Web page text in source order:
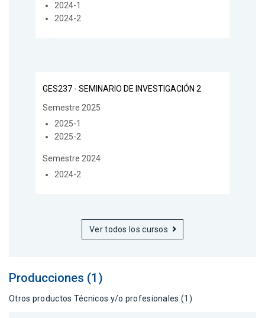
2024-1
2024-2
GES237 - SEMINARIO DE INVESTIGACIÓN 2
Semestre 2025
2025-1
2025-2
Semestre 2024
2024-2
Ver todos los cursos
Producciones (1)
Otros productos Técnicos y/o profesionales (1)